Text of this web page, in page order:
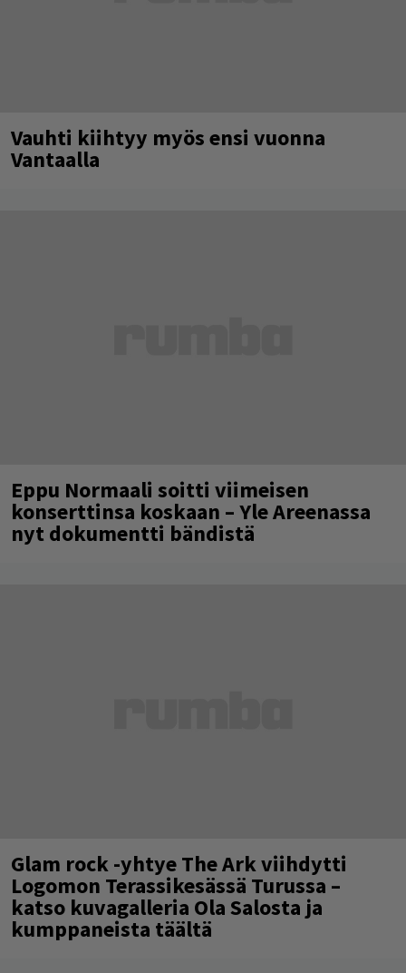
Vauhti kiihtyy myös ensi vuonna
Vantaalla
Eppu Normaali soitti viimeisen
konserttinsa koskaan – Yle Areenassa
nyt dokumentti bändistä
Glam rock -yhtye The Ark viihdytti
Logomon Terassikesässä Turussa –
katso kuvagalleria Ola Salosta ja
kumppaneista täältä